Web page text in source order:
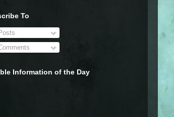
To
Information of the Day